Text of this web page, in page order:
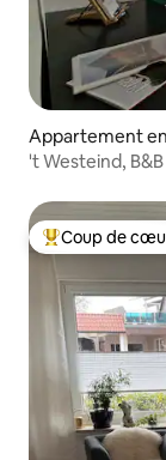
Appartement
't Westeind,
Coups de cœur
Coup de